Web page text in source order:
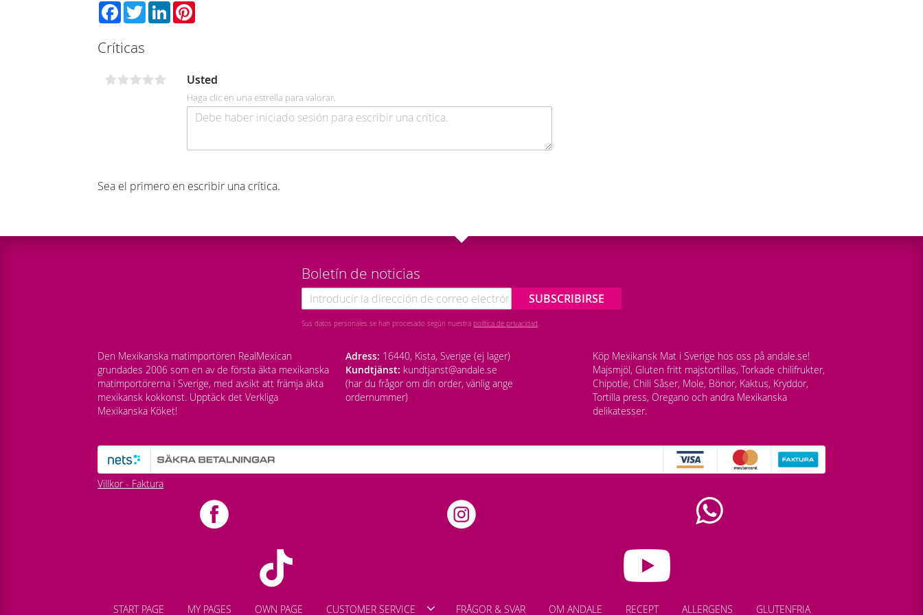
Facebook
TwitterLinkedIn
Críticas
Usted
Haga clic en una estrella para valorar.
Sea el primero en escribir una crítica.
Boletín de noticias
SUBSCRIBIRSE
Sus datos personales se han procesado según nuestra política de privacidad.
Den Mexikanska matimportören RealMexican
grundades 2006 som en av de första äkta mexikanska
matimportörerna i Sverige, med avsikt att främja äkta
mexikansk kokkonst. Upptäck det Verkliga
Mexikanska Köket!
Adress: 16440, Kista, Sverige (ej lager)
Kundtjänst: kundtjanst@andale.se
(har du frågor om din order, vänlig ange
ordernummer)
Köp Mexikansk Mat i Sverige hos oss på andale.se!
Majsmjöl, Gluten fritt majstortillas, Torkade chilifrukter,
Chipotle, Chili Såser, Mole, Bönor, Kaktus, Kryddor,
Tortilla press, Oregano och andra Mexikanska
delikatesser.
Villkor - Faktura
START PAGE MY PAGES OWN PAGE CUSTOMER SERVICE FRÅGOR & SVAR OM ANDALE RECEPT ALLERGENS GLUTENFRIA